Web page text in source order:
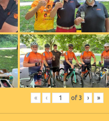
« ‹ of3 › »